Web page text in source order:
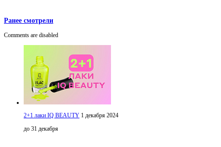
Ранее смотрели
Comments are disabled
2+1 лаки IQ BEAUTY 1 декабря 2024
до 31 декабря